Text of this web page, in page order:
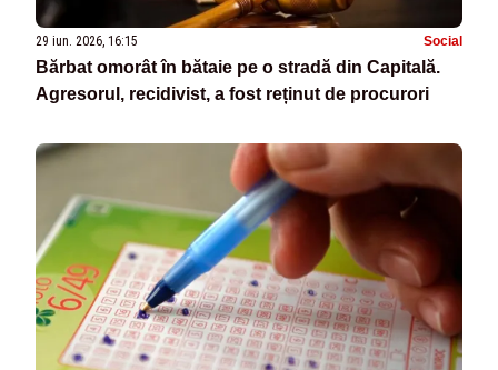
29 iun. 2026, 16:15 Social
Bărbat omorât în bătaie pe o stradă din Capitală.
Agresorul, recidivist, a fost reținut de procurori